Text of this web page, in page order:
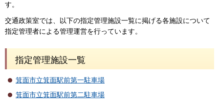
す。
交通政策室では、以下の指定管理施設一覧に掲げる各施設について
指定管理者による管理運営を行っています。
指定管理施設一覧
箕面市立箕面駅前第一駐車場
箕面市立箕面駅前第二駐車場